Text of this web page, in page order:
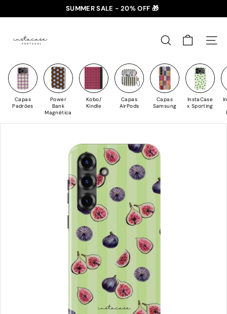
para
Conteúdo
slideshow
✈️ PORTES GRÁTIS: +35€ 🇵🇹🇪🇸 | +50€ 🇪🇺
SUMMER SALE - 20% OFF 🎁
n
t
a
C
a
s
PESQUISAR
Capas
Padrões
Power
Bank
Magnética
Kobo/
Kindle
Capas
AirPods
Capas
Samsung
InstaCase
x Sporting